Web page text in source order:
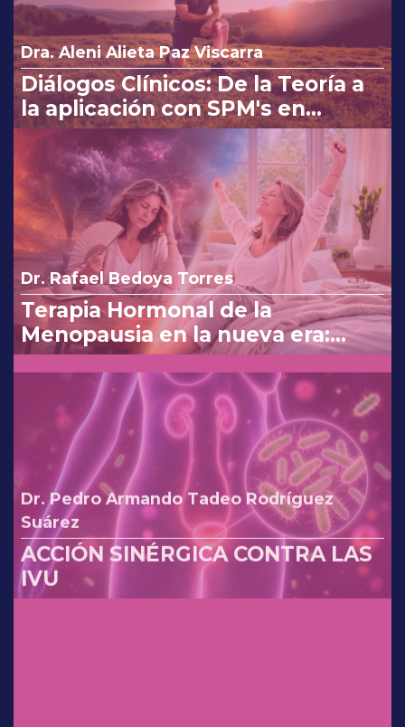
Dra. Aleni Alieta Paz Viscarra
Diálogos Clínicos: De la Teoría a
la aplicación con SPM's en
Osteoartritis
Dr. Rafael Bedoya Torres
Terapia Hormonal de la
Menopausia en la nueva era:
reinterpretando los cambios de
la FDA.
Dr. Pedro Armando Tadeo Rodríguez
Suárez
ACCIÓN SINÉRGICA CONTRA LAS
IVU